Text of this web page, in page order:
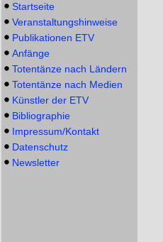
Startseite
Veranstaltungshinweise
Publikationen ETV
Anfänge
Totentänze nach Ländern
Totentänze nach Medien
Künstler der ETV
Bibliographie
Impressum/Kontakt
Datenschutz
Newsletter